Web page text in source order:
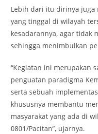
Lebih dari itu dirinya juga
yang tinggal di wilayah
kesadarannya, agar tidak
sehingga menimbulkan
“Kegiatan ini merupakan
penguatan paradigma
serta sebuah
khususnya membantu
masyarakat yang ada di
0801/Pacitan”, ujarnya.